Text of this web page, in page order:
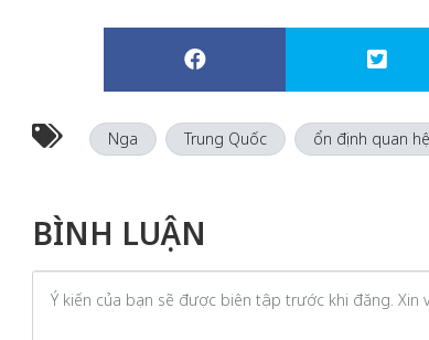
Nga Trung Quốc ổn định quan hệ
BÌNH LUẬN